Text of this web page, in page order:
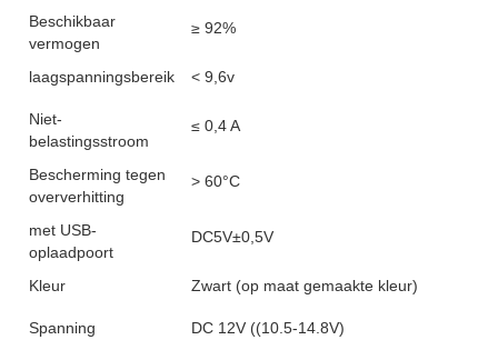
Beschikbaar
vermogen
≥ 92%
laagspanningsbereik < 9,6v
Niet-
belastingsstroom
≤ 0,4 A
Bescherming tegen
oververhitting
> 60°C
met USB-
oplaadpoort
DC5V±0,5V
Kleur Zwart (op maat gemaakte kleur)
Spanning DC 12V ((10.5-14.8V)